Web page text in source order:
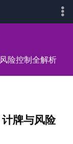
险控制全解析
牌与风险